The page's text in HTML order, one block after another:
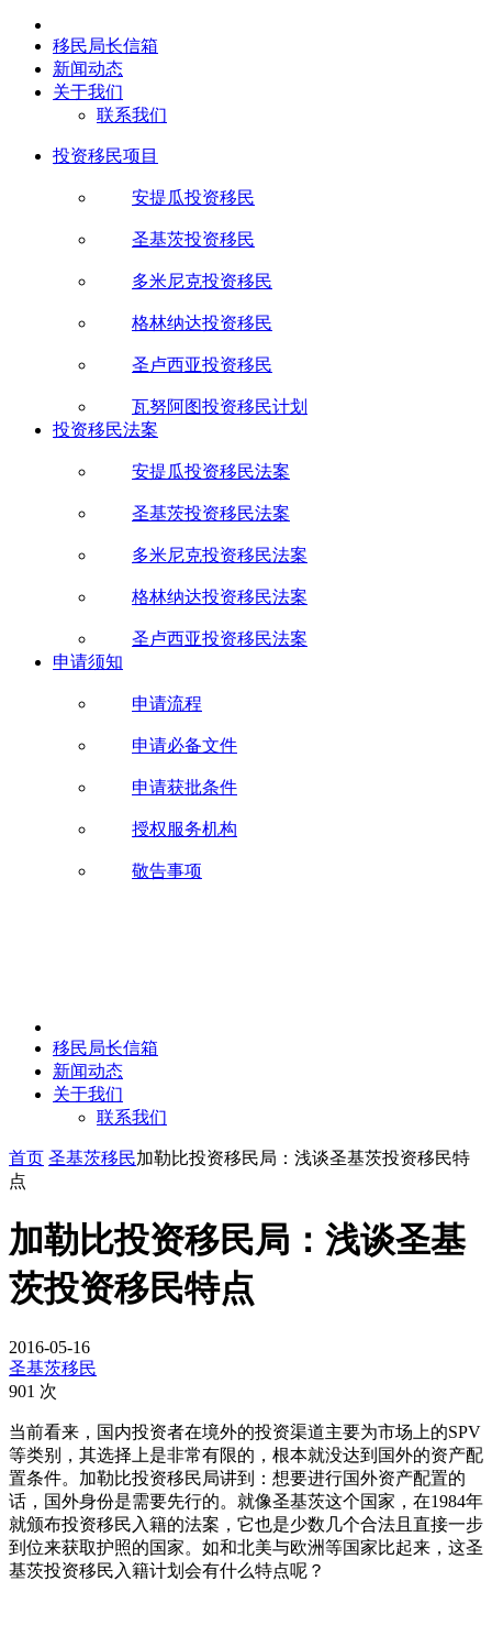
移民局长信箱
新闻动态
关于我们
联系我们
投资移民项目
安提瓜投资移民
圣基茨投资移民
多米尼克投资移民
格林纳达投资移民
圣卢西亚投资移民
瓦努阿图投资移民计划
投资移民法案
安提瓜投资移民法案
圣基茨投资移民法案
多米尼克投资移民法案
格林纳达投资移民法案
圣卢西亚投资移民法案
申请须知
申请流程
申请必备文件
申请获批条件
授权服务机构
敬告事项
移民局长信箱
新闻动态
关于我们
联系我们
首页 圣基茨移民加勒比投资移民局：浅谈圣基茨投资移民特
点
加勒比投资移民局：浅谈圣基
茨投资移民特点
2016-05-16
圣基茨移民
901 次
当前看来，国内投资者在境外的投资渠道主要为市场上的SPV
等类别，其选择上是非常有限的，根本就没达到国外的资产配
置条件。加勒比投资移民局讲到：想要进行国外资产配置的
话，国外身份是需要先行的。就像圣基茨这个国家，在1984年
就颁布投资移民入籍的法案，它也是少数几个合法且直接一步
到位来获取护照的国家。如和北美与欧洲等国家比起来，这圣
基茨投资移民入籍计划会有什么特点呢？